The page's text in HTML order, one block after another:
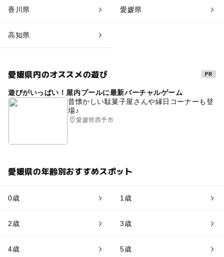
香川県 愛媛県
高知県
愛媛県内のオススメの遊び
遊びがいっぱい！屋内プールに最新バーチャルゲーム
昔懐かしい駄菓子屋さんや縁日コーナーも登
場♪
愛媛県西予市
愛媛県の年齢別おすすめスポット
0歳 1歳
2歳 3歳
4歳 5歳